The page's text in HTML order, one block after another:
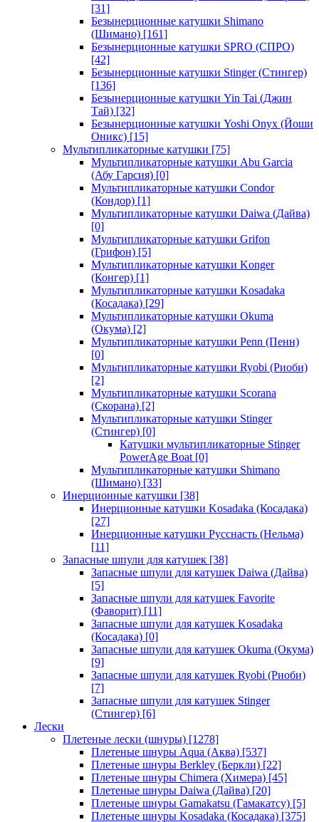
[31]
Безынерционные катушки Shimano
(Шимано) [161]
Безынерционные катушки SPRO (СПРО)
[42]
Безынерционные катушки Stinger (Стингер)
[136]
Безынерционные катушки Yin Tai (Джин
Тай) [32]
Безынерционные катушки Yoshi Onyx (Йоши
Оникс) [15]
Мультипликаторные катушки [75]
Мультипликаторные катушки Abu Garcia
(Абу Гарсия) [0]
Мультипликаторные катушки Condor
(Кондор) [1]
Мультипликаторные катушки Daiwa (Дайва)
[0]
Мультипликаторные катушки Grifon
(Грифон) [5]
Мультипликаторные катушки Konger
(Конгер) [1]
Мультипликаторные катушки Kosadaka
(Косадака) [29]
Мультипликаторные катушки Okuma
(Окума) [2]
Мультипликаторные катушки Penn (Пенн)
[0]
Мультипликаторные катушки Ryobi (Риоби)
[2]
Мультипликаторные катушки Scorana
(Скорана) [2]
Мультипликаторные катушки Stinger
(Стингер) [0]
Катушки мультипликаторные Stinger
PowerAge Boat [0]
Мультипликаторные катушки Shimano
(Шимано) [33]
Инерционные катушки [38]
Инерционные катушки Kosadaka (Косадака)
[27]
Инерционные катушки Русснасть (Нельма)
[11]
Запасные шпули для катушек [38]
Запасные шпули для катушек Daiwa (Дайва)
[5]
Запасные шпули для катушек Favorite
(Фаворит) [11]
Запасные шпули для катушек Kosadaka
(Косадака) [0]
Запасные шпули для катушек Okuma (Окума)
[9]
Запасные шпули для катушек Ryobi (Риоби)
[7]
Запасные шпули для катушек Stinger
(Стингер) [6]
Лески
Плетеные лески (шнуры) [1278]
Плетеные шнуры Aqua (Аква) [537]
Плетеные шнуры Berkley (Беркли) [22]
Плетеные шнуры Chimera (Химера) [45]
Плетеные шнуры Daiwa (Дайва) [20]
Плетеные шнуры Gamakatsu (Гамакатсу) [5]
Плетеные шнуры Kosadaka (Косадака) [375]